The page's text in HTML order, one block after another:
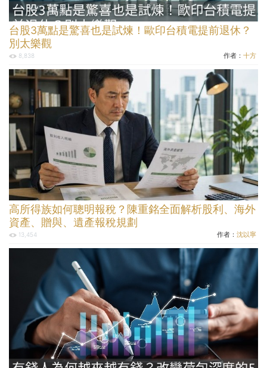
台股3萬點是驚喜也是試煉！歐印台積電提前退休？
別太樂觀
8,838 作者： 十方
高所得族如何聰明報稅？陳重銘全面解析股利、海外
資產、贈與、遺產報稅規劃
13,454 作者： 沈以寧